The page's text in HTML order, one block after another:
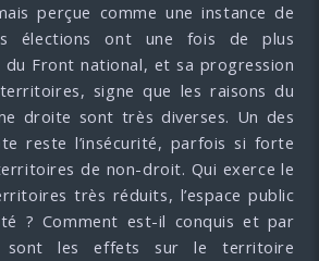
perçue comme une instance de
élections ont une fois de plus
du Front national, et sa progression
signe que les raisons du
droite sont très diverses. Un des
reste l’insécurité, parfois si forte
de non-droit. Qui exerce le
très réduits, l’espace public
? Comment est-il conquis et par
les effets sur le territoire